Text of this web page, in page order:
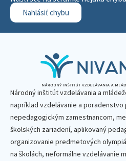
Nahlásiť chybu
Národný inštitút vzdelávania a
napríklad vzdelávanie a poradenstvo
nepedagogickým zamestnancom,
školských zariadení, aplikovaný
organizovanie predmetových
na školách, neformálne vzdelávanie